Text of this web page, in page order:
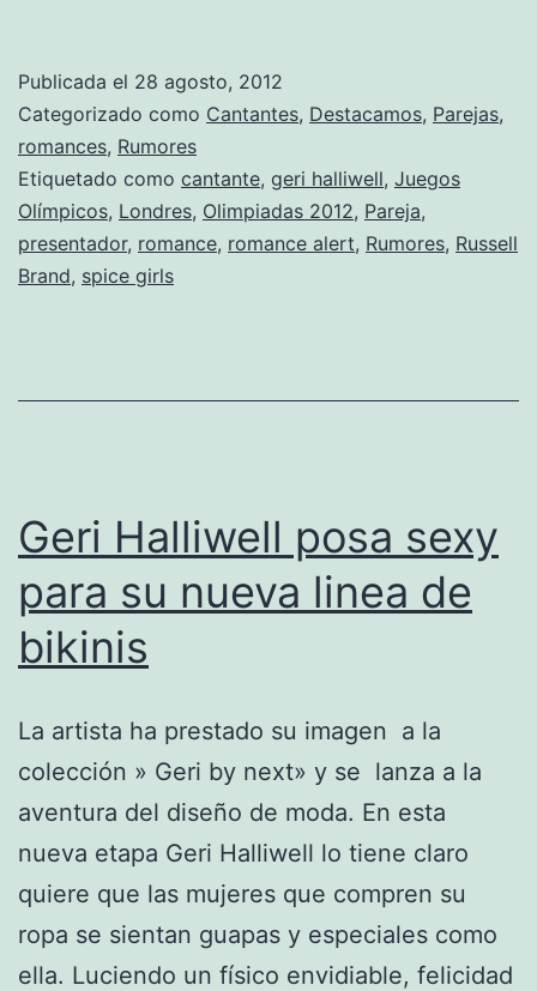
Brand
Geri
Halliwell,
Publicada el 28 agosto, 2012
Categorizado como Cantantes, Destacamos, Parejas,
romances, Rumores
Etiquetado como cantante, geri halliwell, Juegos
Olímpicos, Londres, Olimpiadas 2012, Pareja,
presentador, romance, romance alert, Rumores, Russell
Brand, spice girls
Geri Halliwell posa sexy
para su nueva linea de
bikinis
La artista ha prestado su imagen a la
colección » Geri by next» y se lanza a la
aventura del diseño de moda. En esta
nueva etapa Geri Halliwell lo tiene claro
quiere que las mujeres que compren su
ropa se sientan guapas y especiales como
ella. Luciendo un físico envidiable, felicidad